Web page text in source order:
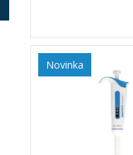
Novinka